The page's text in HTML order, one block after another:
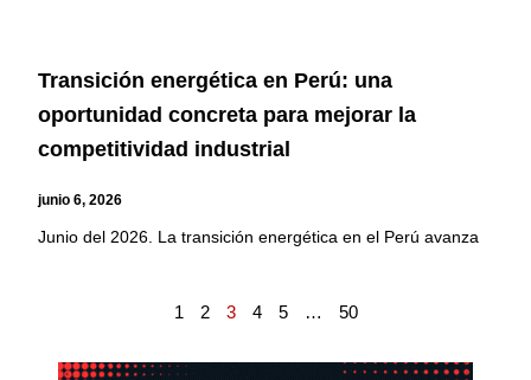
Transición energética en Perú: una
oportunidad concreta para mejorar la
competitividad industrial
junio 6, 2026
Junio del 2026. La transición energética en el Perú avanza
1 2 3 4 5 … 50